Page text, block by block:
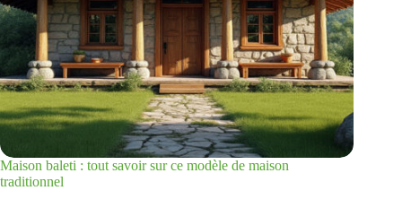
Maison baleti : tout savoir sur ce modèle de maison
traditionnel